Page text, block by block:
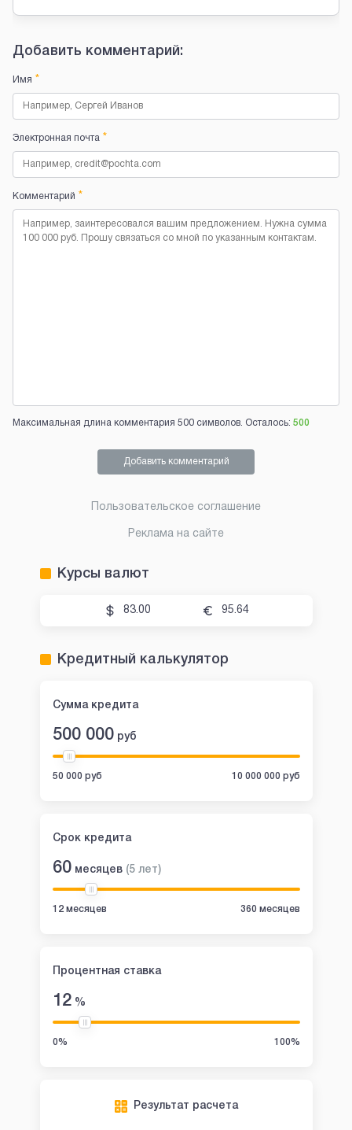
Добавить комментарий:
Имя *
Электронная почта *
Комментарий *
Максимальная длина комментария 500 символов. Осталось: 500
Добавить комментарий
Пользовательское соглашение
Реклама на сайте
Курсы валют
83.00 95.64
Кредитный калькулятор
Сумма кредита
500 000 руб
50 000 руб 10 000 000 руб
Срок кредита
60 месяцев (5 лет)
12 месяцев 360 месяцев
Процентная ставка
12%
0% 100%
Результат расчета